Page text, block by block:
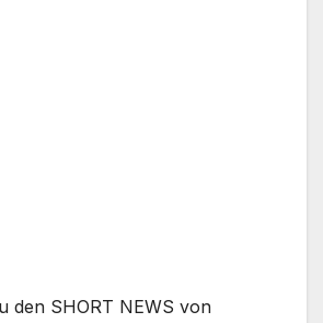
den SHORT NEWS von